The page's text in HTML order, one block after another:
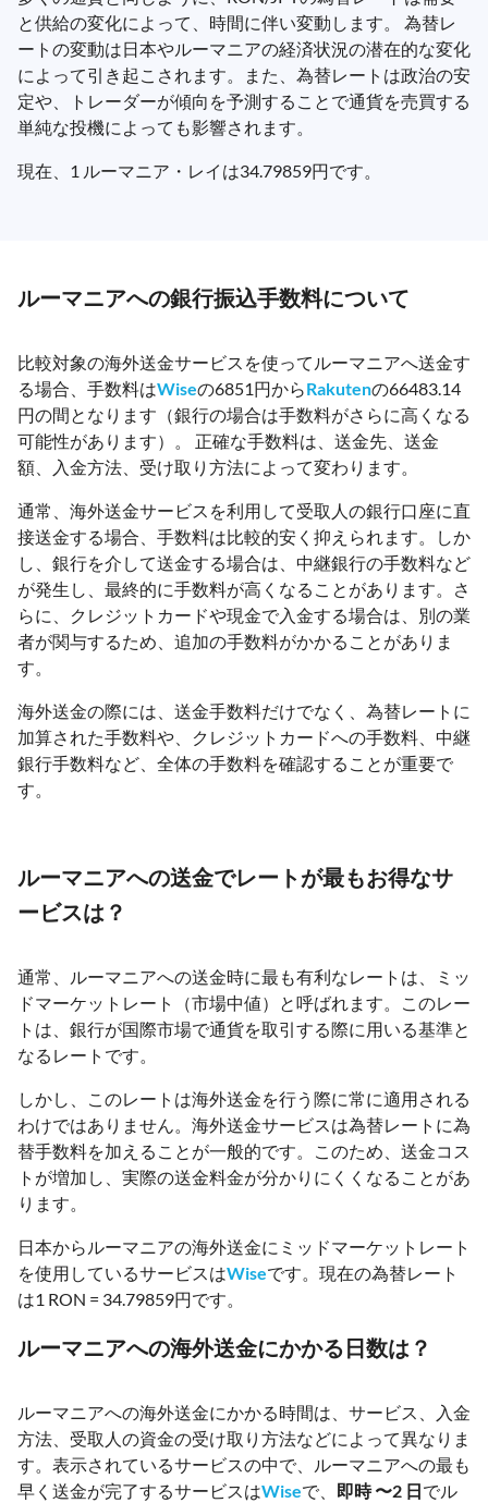
と供給の変化によって、時間に伴い変動します。 為替レ
ートの変動は日本やルーマニアの経済状況の潜在的な変化
によって引き起こされます。また、為替レートは政治の安
定や、トレーダーが傾向を予測することで通貨を売買する
単純な投機によっても影響されます。
現在、1 ルーマニア・レイは34.79859円です。
ルーマニアへの銀行振込手数料について
比較対象の海外送金サービスを使ってルーマニアへ送金す
る場合、手数料はWiseの6851円からRakutenの66483.14
円の間となります（銀行の場合は手数料がさらに高くなる
可能性があります）。 正確な手数料は、送金先、送金
額、入金方法、受け取り方法によって変わります。
通常、海外送金サービスを利用して受取人の銀行口座に直
接送金する場合、手数料は比較的安く抑えられます。しか
し、銀行を介して送金する場合は、中継銀行の手数料など
が発生し、最終的に手数料が高くなることがあります。さ
らに、クレジットカードや現金で入金する場合は、別の業
者が関与するため、追加の手数料がかかることがありま
す。
海外送金の際には、送金手数料だけでなく、為替レートに
加算された手数料や、クレジットカードへの手数料、中継
銀行手数料など、全体の手数料を確認することが重要で
す。
ルーマニアへの送金でレートが最もお得なサ
ービスは？
通常、ルーマニアへの送金時に最も有利なレートは、ミッ
ドマーケットレート（市場中値）と呼ばれます。このレー
トは、銀行が国際市場で通貨を取引する際に用いる基準と
なるレートです。
しかし、このレートは海外送金を行う際に常に適用される
わけではありません。海外送金サービスは為替レートに為
替手数料を加えることが一般的です。このため、送金コス
トが増加し、実際の送金料金が分かりにくくなることがあ
ります。
日本からルーマニアの海外送金にミッドマーケットレート
を使用しているサービスはWiseです。現在の為替レート
は1 RON = 34.79859円です。
ルーマニアへの海外送金にかかる日数は？
ルーマニアへの海外送金にかかる時間は、サービス、入金
方法、受取人の資金の受け取り方法などによって異なりま
す。表示されているサービスの中で、ルーマニアへの最も
早く送金が完了するサービスはWiseで、 即時 〜2 日でル